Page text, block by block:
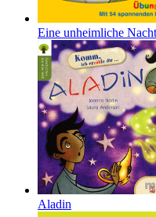
Eine unheimliche Nacht
Aladin